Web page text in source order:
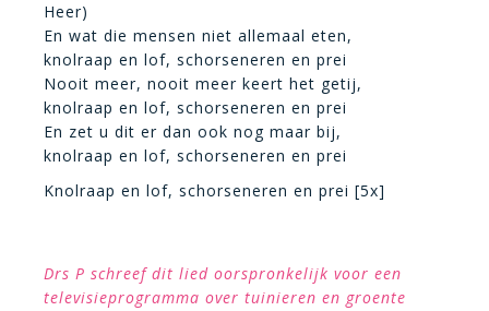
Heer)
En wat die mensen niet allemaal eten,
knolraap en lof, schorseneren en prei
Nooit meer, nooit meer keert het getij,
knolraap en lof, schorseneren en prei
En zet u dit er dan ook nog maar bij,
knolraap en lof, schorseneren en prei
Knolraap en lof, schorseneren en prei [5x]
Drs P schreef dit lied oorspronkelijk voor een
televisieprogramma over tuinieren en groente